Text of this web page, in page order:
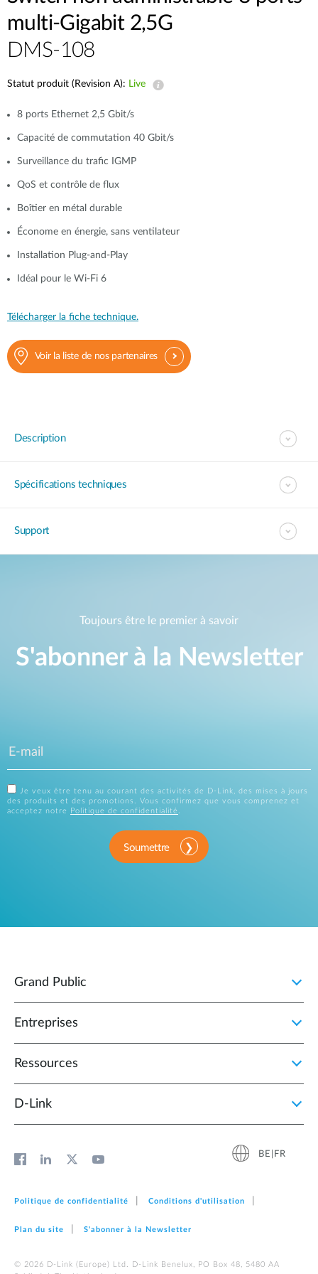
multi-Gigabit 2,5G
DMS-108
Statut produit (Revision A): Live
8 ports Ethernet 2,5 Gbit/s
Capacité de commutation 40 Gbit/s
Surveillance du trafic IGMP
QoS et contrôle de flux
Boîtier en métal durable
Économe en énergie, sans ventilateur
Installation Plug-and-Play
Idéal pour le Wi-Fi 6
Télécharger la fiche technique.
Voir la liste de nos partenaires
Description
Spécifications techniques
Support
Toujours être le premier à savoir
S'abonner à la Newsletter
Je veux être tenu au courant des activités de D-Link, des mises à jours
des produits et des promotions. Vous confirmez que vous comprenez et
acceptez notre
Politique de confidentialité.
Soumettre
Grand Public
Entreprises
Ressources
D‑Link
BE|FR
Politique de confidentialité Conditions d'utilisation
Plan du site S'abonner à la Newsletter
© 2026 D‑Link (Europe) Ltd. D-Link Benelux, PO Box 48, 5480 AA